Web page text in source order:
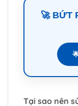
🚀 BỨT
Tại sao nên